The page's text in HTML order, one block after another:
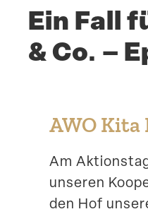
Ein Fall
& Co. –
AWO
Am
unseren
den Hof